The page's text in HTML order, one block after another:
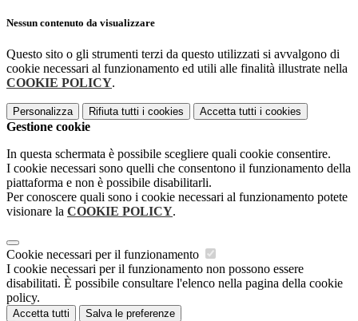
Nessun contenuto da visualizzare
Questo sito o gli strumenti terzi da questo utilizzati si avvalgono di
cookie necessari al funzionamento ed utili alle finalità illustrate nella
COOKIE POLICY.
Personalizza Rifiuta tutti i cookies Accetta tutti i cookies
Gestione cookie
In questa schermata è possibile scegliere quali cookie consentire.
I cookie necessari sono quelli che consentono il funzionamento della
piattaforma e non è possibile disabilitarli.
Per conoscere quali sono i cookie necessari al funzionamento potete
visionare la COOKIE POLICY.
Cookie necessari per il funzionamento
I cookie necessari per il funzionamento non possono essere
disabilitati. È possibile consultare l'elenco nella pagina della cookie
policy.
Accetta tutti Salva le preferenze